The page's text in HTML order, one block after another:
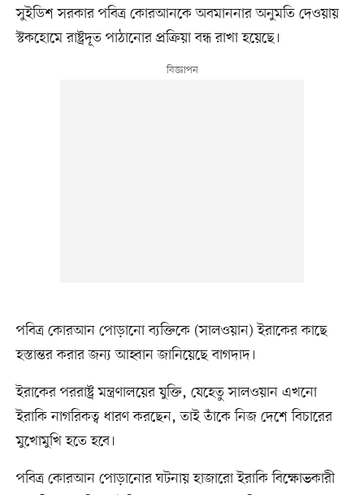
সুইডিশ সরকার পবিত্র কোরআনকে অবমাননার অনুমতি দেওয়ায়
স্টকহোমে রাষ্ট্রদূত পাঠানোর প্রক্রিয়া বন্ধ রাখা হয়েছে।
পবিত্র কোরআন পোড়ানো ব্যক্তিকে (সালওয়ান) ইরাকের কাছে
হস্তান্তর করার জন্য আহ্বান জানিয়েছে বাগদাদ।
ইরাকের পররাষ্ট্র মন্ত্রণালয়ের যুক্তি, যেহেতু সালওয়ান এখনো
ইরাকি নাগরিকত্ব ধারণ করছেন, তাই তাঁকে নিজ দেশে বিচারের
মুখোমুখি হতে হবে।
পবিত্র কোরআন পোড়ানোর ঘটনায় হাজারো ইরাকি বিক্ষোভকারী